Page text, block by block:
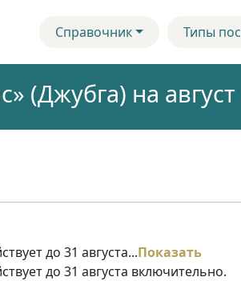
Справочник Типы
(Джубга) на август
до 31 августа...Показать
до 31 августа включительно.